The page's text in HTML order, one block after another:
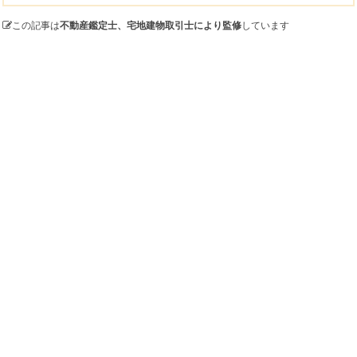
この記事は不動産鑑定士、宅地建物取引士により監修しています